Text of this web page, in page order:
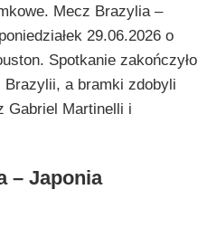
Mecz Brazylia –
29.06.2026 o
Spotkanie zakończyło
a bramki zdobyli
Gabriel Martinelli i
– Japonia